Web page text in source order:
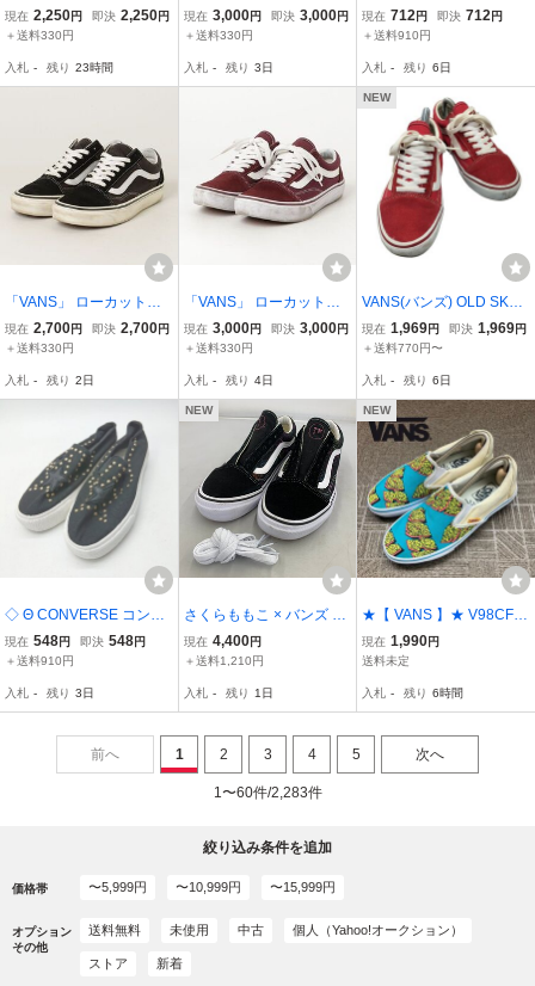
cm ブラック レディース
現在 2,250円 即決 2,250円
＋送料330円
入札 - 残り 23時間
ニーカー 24cm ブルー レ
ディース
現在 3,000円 即決 3,000円
＋送料330円
入札 - 残り 3日
RA スニーカー シューズ
23.5cm アイボリー レデ
現在 712円 即決 712円
＋送料910円
入札 - 残り 6日
「VANS」 ローカットス
ニーカー 23.5cm ブラッ
ク レディース
現在 2,700円 即決 2,700円
＋送料330円
入札 - 残り 2日
「VANS」 ローカットス
ニーカー 22.5cm レッド
レディース
現在 3,000円 即決 3,000円
＋送料330円
入札 - 残り 4日
NEW
VANS(バンズ) OLD SKO
OL オールドスクール ロ
ーカットスニーカー レデ
着 0403
現在 1,969円 即決 1,969円
＋送料770円〜
入札 - 残り 6日
◇ Θ CONVERSE コンバ
ース スタッズデザイン ス
ニーカー サイズ37 ブラッ
現在 548円 即決 548円
＋送料910円
入札 - 残り 3日
NEW
さくらももこ × バンズ オ
ールドスクール コジコジ
V36CF COJICOJI サイズ:
A × Vans Old Skool (店
現在 4,400円
＋送料1,210円
入札 - 残り 1日
NEW
★【 VANS 】★ V98CF N
ATAL/Dスリッポン スニー
カー★サイズ24
現在 1,990円
送料未定
入札 - 残り 6時間
前へ 1 2 3 4 5 次へ
1〜60件/2,283件
絞り込み条件を追加
価格帯 〜5,999円 〜10,999円 〜15,999円
オプション
その他
送料無料 未使用 中古 個人（Yahoo!オークション）
ストア 新着